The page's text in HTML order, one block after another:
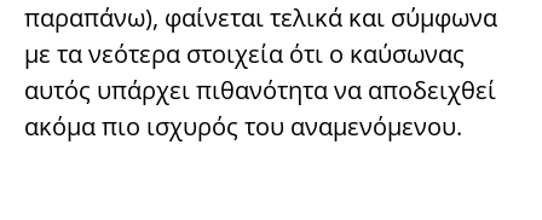
παραπάνω), φαίνεται τελικά και σύμφωνα
με τα νεότερα στοιχεία ότι ο καύσωνας
αυτός υπάρχει πιθανότητα να αποδειχθεί
ακόμα πιο ισχυρός του αναμενόμενου.